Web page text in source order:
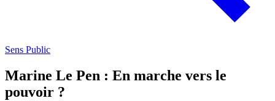
Sens Public
Marine Le Pen : En marche vers le
pouvoir ?